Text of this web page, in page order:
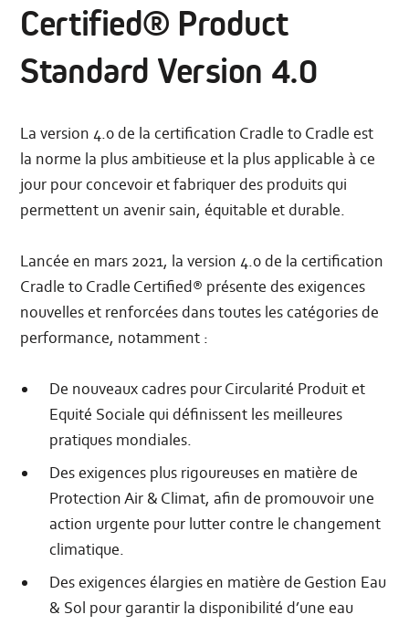
Certified® Product
Standard Version 4.0
La version 4.0 de la certification Cradle to Cradle est
la norme la plus ambitieuse et la plus applicable à ce
jour pour concevoir et fabriquer des produits qui
permettent un avenir sain, équitable et durable.
Lancée en mars 2021, la version 4.0 de la certification
Cradle to Cradle Certified® présente des exigences
nouvelles et renforcées dans toutes les catégories de
performance, notamment :
De nouveaux cadres pour Circularité Produit et
Equité Sociale qui définissent les meilleures
pratiques mondiales.
Des exigences plus rigoureuses en matière de
Protection Air & Climat, afin de promouvoir une
action urgente pour lutter contre le changement
climatique.
Des exigences élargies en matière de Gestion Eau
& Sol pour garantir la disponibilité d’une eau